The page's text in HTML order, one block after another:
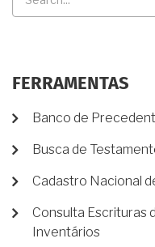
FERRAMENTAS
Banco de
Busca de
Cadastro Nacional
Consulta Escrituras
Inventários